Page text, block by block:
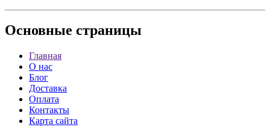
Основные страницы
Главная
О нас
Блог
Доставка
Оплата
Контакты
Карта сайта